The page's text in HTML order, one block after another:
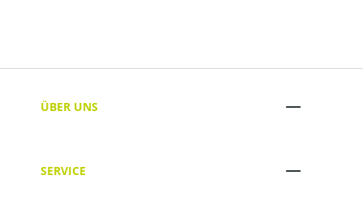
ÜBER UNS
SERVICE